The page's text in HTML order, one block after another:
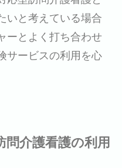
いと考えている場合
ーとよく打ち合わせ
サービスの利用を心
問介護看護の利用